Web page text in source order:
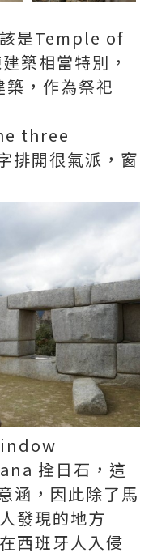
是Temple of
築相當特別，
，作為祭祀
three
排開很氣派，窗
拴日石，這
涵，因此除了馬
發現的地方
西班牙人入侵